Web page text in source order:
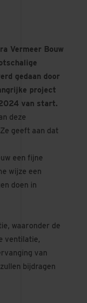
Vermeer Bouw
gedaan door
project
van start.
deze
geeft aan dat
een fijne
wijze een
doen in
waaronder de
ventilatie,
van
bijdragen